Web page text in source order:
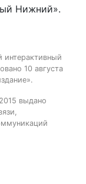
Нижний».
10 августа
выдано